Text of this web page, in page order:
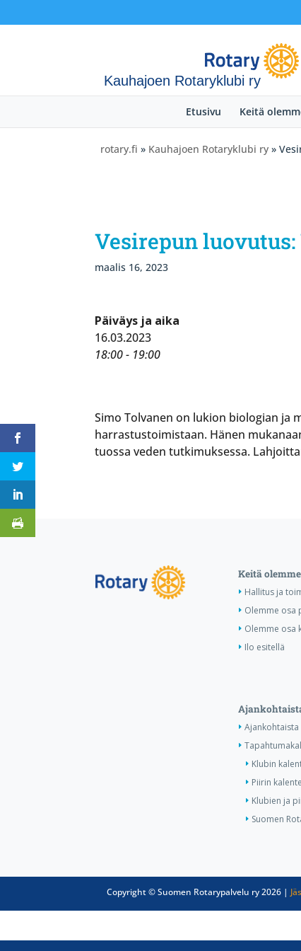
Kauhajoen Rotaryklubi ry
Etusivu Keitä
rotary.fi » Kauhajoen Rotaryklubi ry »
Vesirepun
maalis 16, 2023
Päiväys ja aika
16.03.2023
18:00 - 19:00
Simo Tolvanen on lukion biologian ja
harrastustoimistaan. Hänen
tuossa veden tutkimuksessa.
Keitä olemme
Hallitus ja
Olemme osa
Olemme osa
Ilo esitellä
Ajankohtaista
Klubin
Piirin
Klubien ja
Suomen
Copyright © Suomen Rotarypalvelu ry 2026 |